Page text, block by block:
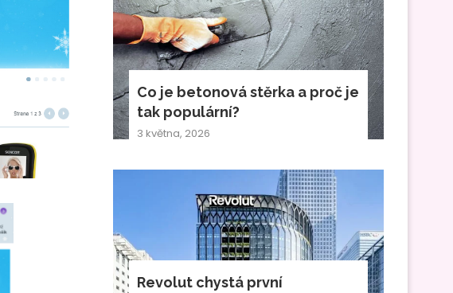
Co je betonová stěrka a proč je
tak populární?
3 května, 2026
Revolut chystá první